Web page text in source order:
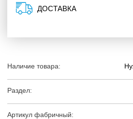
Наличие товара:
Раздел:
Артикул фабричный:
ДОСТАВКА